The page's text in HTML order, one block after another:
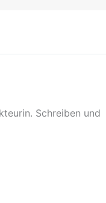
Schreiben und